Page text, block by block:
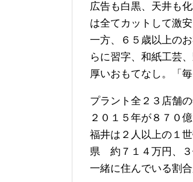
広告も白黒、天井も
は全てカットして激
一方、６５歳以上の
らに習字、和紙工芸
厚いおもてなし。「
プラント全２３店舗
２０１５年が８７０
福井は２人以上の１
県 約７１４万円、
一緒に住んでいる割